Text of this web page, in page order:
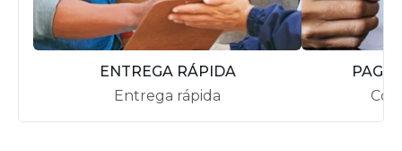
ENTREGA RÁPIDA
Entrega rápida